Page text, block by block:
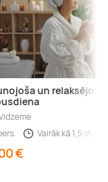
un relaksējoša
Vairāk kā 1,5 st.
€